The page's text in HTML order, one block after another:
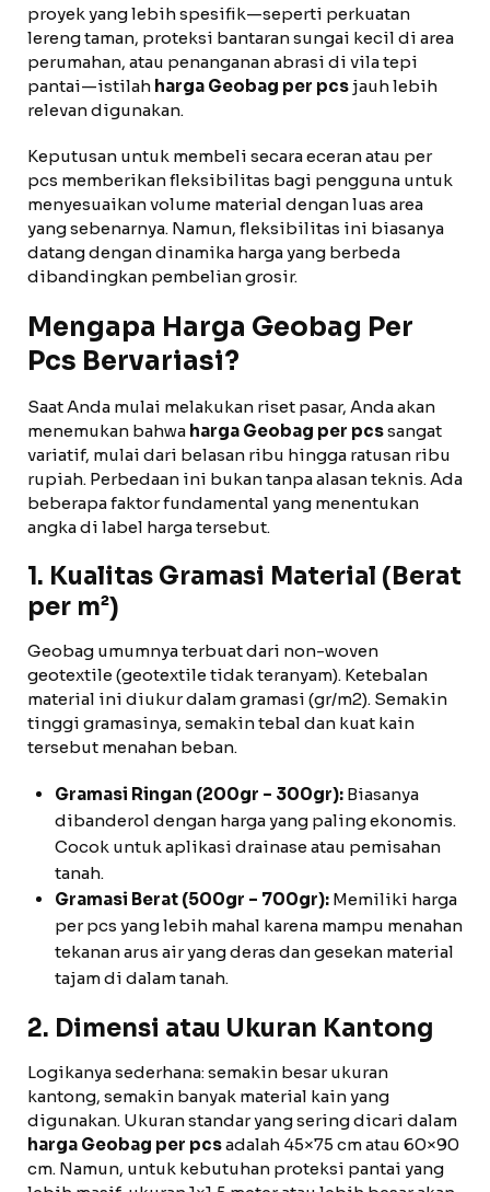
proyek yang lebih spesifik—seperti perkuatan
lereng taman, proteksi bantaran sungai kecil di area
perumahan, atau penanganan abrasi di vila tepi
pantai—istilah harga Geobag per pcs jauh lebih
relevan digunakan.
Keputusan untuk membeli secara eceran atau per
pcs memberikan fleksibilitas bagi pengguna untuk
menyesuaikan volume material dengan luas area
yang sebenarnya. Namun, fleksibilitas ini biasanya
datang dengan dinamika harga yang berbeda
dibandingkan pembelian grosir.
Mengapa Harga Geobag Per
Pcs Bervariasi?
Saat Anda mulai melakukan riset pasar, Anda akan
menemukan bahwa harga Geobag per pcssangat
variatif, mulai dari belasan ribu hingga ratusan ribu
rupiah. Perbedaan ini bukan tanpa alasan teknis. Ada
beberapa faktor fundamental yang menentukan
angka di label harga tersebut.
1. Kualitas Gramasi Material (Berat
per m²)
Geobag umumnya terbuat dari non-woven
geotextile (geotextile tidak teranyam). Ketebalan
material ini diukur dalam gramasi (gr/m2). Semakin
tinggi gramasinya, semakin tebal dan kuat kain
tersebut menahan beban.
Gramasi Ringan (200gr – 300gr): Biasanya
dibanderol dengan harga yang paling ekonomis.
Cocok untuk aplikasi drainase atau pemisahan
tanah.
Gramasi Berat (500gr – 700gr): Memiliki harga
per pcs yang lebih mahal karena mampu menahan
tekanan arus air yang deras dan gesekan material
tajam di dalam tanah.
2. Dimensi atau Ukuran Kantong
Logikanya sederhana: semakin besar ukuran
kantong, semakin banyak material kain yang
digunakan. Ukuran standar yang sering dicari dalam
harga Geobag per pcsadalah 45×75 cm atau 60×90
cm. Namun, untuk kebutuhan proteksi pantai yang